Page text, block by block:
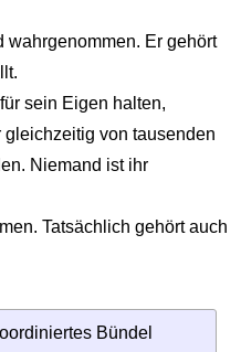
wahrgenommen. Er gehört
sein Eigen halten,
von tausenden
Niemand ist ihr
Tatsächlich gehört auch
Bündel